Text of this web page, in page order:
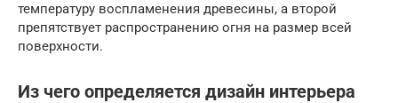
температуру воспламенения древесины, а второй
препятствует распространению огня на размер всей
поверхности.
Из чего определяется дизайн интерьера